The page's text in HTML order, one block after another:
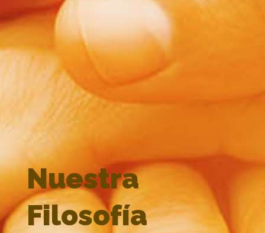
Nuestra
Filosofía